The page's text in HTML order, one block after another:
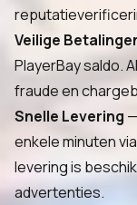
Veilige
PlayerBay saldo.
fraude en
Snelle Levering
enkele minuten
levering is
advertenties.